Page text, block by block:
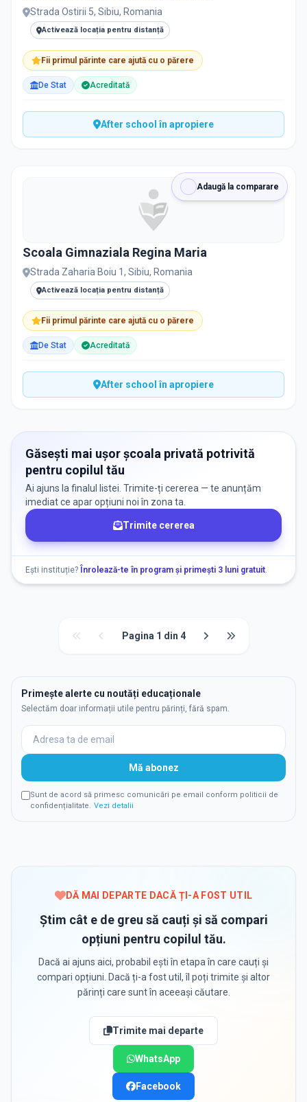
Strada Ostirii 5, Sibiu, Romania
Activează locația pentru distanță
Fii primul părinte care ajută cu o părere
De Stat Acreditată
After school în apropiere
Adaugă la comparare
Scoala Gimnaziala Regina Maria
Strada Zaharia Boiu 1, Sibiu, Romania
Activează locația pentru distanță
Fii primul părinte care ajută cu o părere
De Stat Acreditată
After school în apropiere
Găsești mai ușor școala privată potrivită
pentru copilul tău
Ai ajuns la finalul listei. Trimite-ți cererea — te anunțăm
imediat ce apar opțiuni noi în zona ta.
Trimite cererea
Ești instituție? Înrolează-te în program și primești 3 luni gratuit.
Pagina 1 din 4
Primește alerte cu noutăți educaționale
Selectăm doar informații utile pentru părinți, fără spam.
Mă abonez
Sunt de acord să primesc comunicări pe email conform politicii de
confidențialitate. Vezi detalii
DĂ MAI DEPARTE DACĂ ȚI-A FOST UTIL
Știm cât e de greu să cauți și să compari
opțiuni pentru copilul tău.
Dacă ai ajuns aici, probabil ești în etapa în care cauți și
compari opțiuni. Dacă ți-a fost util, îl poți trimite și altor
părinți care sunt în aceeași căutare.
Trimite mai departe
WhatsApp
Facebook